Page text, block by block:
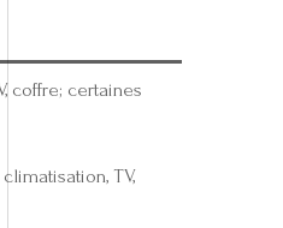
coffre; certaines
TV,